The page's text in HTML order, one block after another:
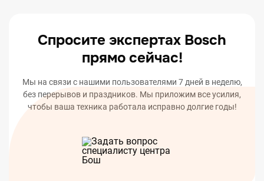
Спросите экспертах Bosch
прямо сейчас!
Мы на связи с нашими пользователями 7 дней в неделю,
без перерывов и праздников. Мы приложим все усилия,
чтобы ваша техника работала исправно долгие годы!